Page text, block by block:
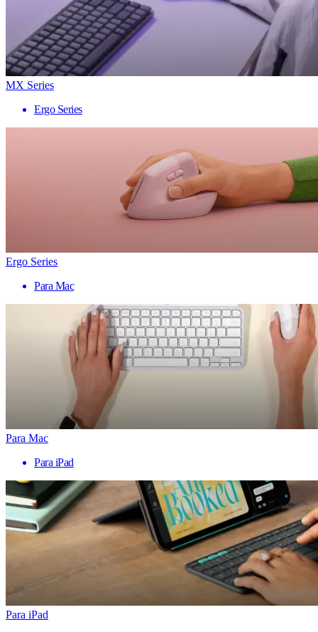
MX Series
Ergo Series
Ergo Series
Para Mac
Para Mac
Para iPad
Para iPad